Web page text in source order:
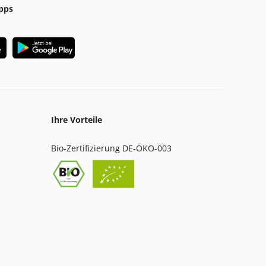
Ihre Vorteile
Bio-Zertifizierung DE-ÖKO-003